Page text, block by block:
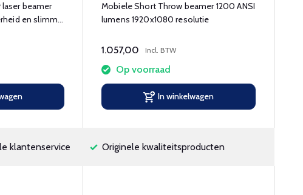
beamer
en slimme
Mobiele Short Throw beamer 1200 ANSI
lumens 1920x1080 resolutie
1.057,00 Incl. BTW
Op voorraad
In winkelwagen
klantenservice Originele kwaliteitsproducten